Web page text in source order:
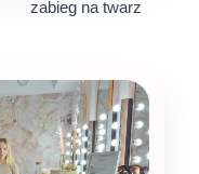
zabieg na twarz